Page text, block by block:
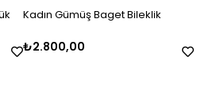
Kadın Gümüş Baget Bileklik
₺2.800,00